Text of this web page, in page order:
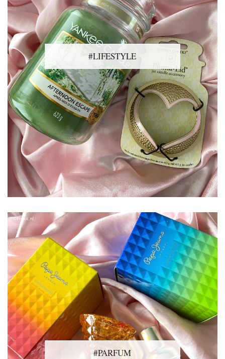
#LIFESTYLE
#PARFUM